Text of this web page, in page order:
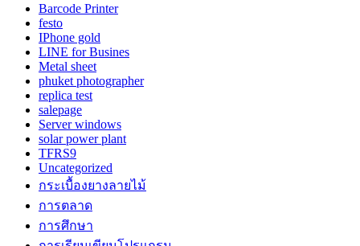
Barcode Printer
festo
IPhone gold
LINE for Busines
Metal sheet
phuket photographer
replica test
salepage
Server windows
solar power plant
TFRS9
Uncategorized
กระเบื้องยางลายไม้
การตลาด
การศึกษา